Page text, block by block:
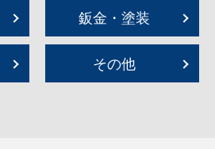
鈑金・塗装
その他